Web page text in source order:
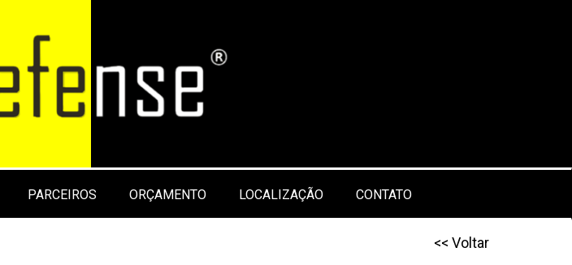
PARCEIROS ORÇAMENTO LOCALIZAÇÃO CONTATO
<< Voltar